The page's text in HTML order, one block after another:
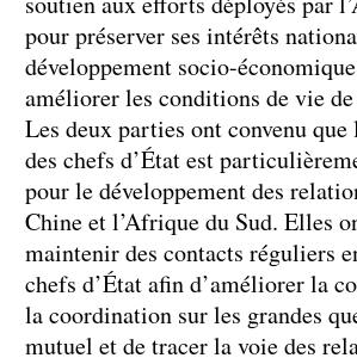
pour préserver ses intérêts
développement socio-
améliorer les conditions de vie
Les deux parties ont convenu
des chefs d’État est
pour le développement des
Chine et l’Afrique du Sud. Elles
maintenir des contacts réguliers
chefs d’État afin d’améliorer la
la coordination sur les grandes
mutuel et de tracer la voie des